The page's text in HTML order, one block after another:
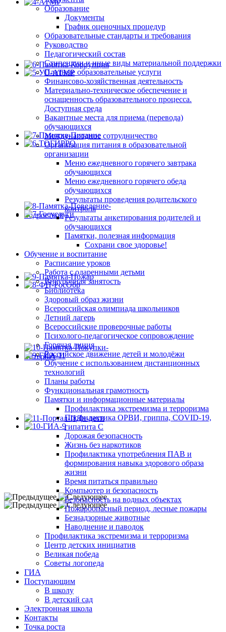
Образование
Документы
График оценочных процедур
Образовательные стандарты и требования
Руководство
Педагогический состав
Стипендии и иные виды материальной поддержки
Платные образовательные услуги
Финансово-хозяйственная деятельность
Материально-техническое обеспечение и
оснащенность образовательного процесса.
Доступная среда
Вакантные места для приема (перевода)
обучающихся
Международное сотрудничество
Организация питания в образовательной
организации
Меню ежедневного горячего завтрака
обучающихся
Меню ежедневного горячего обеда
обучающихся
Результаты проведения родительского
контроля
Результаты анкетирования родителей и
обучающихся
Памятки, полезная информация
Сохрани свое здоровье!
Обучение и воспитание
Расписание уроков
Работа с одаренными детьми
Внеурочная занятость
Библиотека
Здоровый образ жизни
Всероссийская олимпиада школьников
Летний лагерь
Всероссийские проверочные работы
Психолого-педагогическое сопровождение
Горячая линия
Российское движение детей и молодёжи
Обучение с использованием дистанционных
технологий
Планы работы
Функциональная грамотность
Памятки и информационные материалы
Профилактика экстремизма и терроризма
Профилактика ОРВИ, гриппа, COVID-19,
гипатита С
Дорожая безопасность
Жизнь без наркотиков
Профилактика употребления ПАВ и
формирования навыка здорового образа
жизни
Время питаться правильно
Компьютер и безопасность
Безопасность на водных объектах
Пожароопасный период, лесные пожары
Безнадзорные животные
Наводнение и паводок
Профилактика экстремизма и терроризма
Центр детских инициатив
Великая победа
Советы логопеда
ГИА
Поступающим
В школу
В детский сад
Электронная школа
Контакты
Точка роста